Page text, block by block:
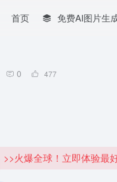
首页 免费AI图片生
0 477
>>火爆全球！立即体验最